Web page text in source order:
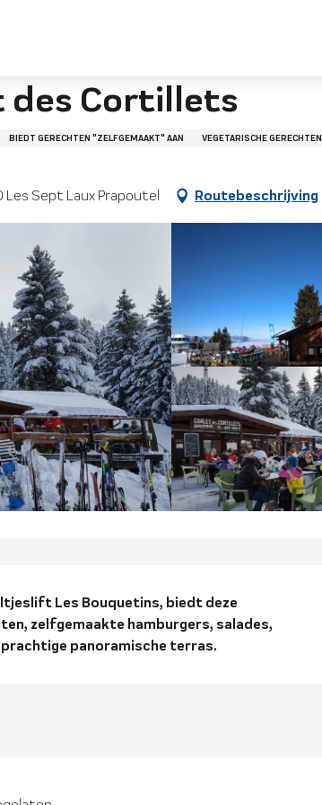
des Cortillets
BIEDT GERECHTEN "ZELFGEMAAKT" AAN VEGETARISCHE GERECHTEN
Sept Laux Prapoutel
Routebeschrijving
Les Bouquetins, biedt deze
zelfgemaakte hamburgers, salades,
panoramische terras.